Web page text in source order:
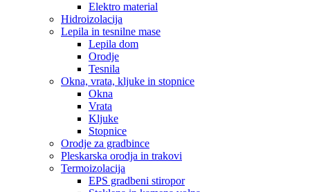
Elektro material
Hidroizolacija
Lepila in tesnilne mase
Lepila dom
Orodje
Tesnila
Okna, vrata, kljuke in stopnice
Okna
Vrata
Kljuke
Stopnice
Orodje za gradbince
Pleskarska orodja in trakovi
Termoizolacija
EPS gradbeni stiropor